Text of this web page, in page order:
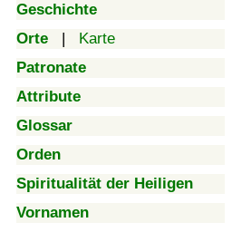
Geschichte
Orte | Karte
Patronate
Attribute
Glossar
Orden
Spiritualität der Heiligen
Vornamen